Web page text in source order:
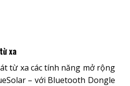
xa
từ xa các tính năng mở rộng
– với Bluetooth Dongle